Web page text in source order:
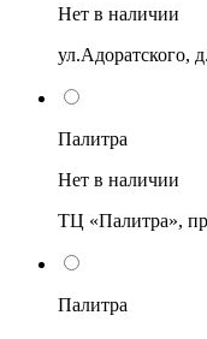
Нет в наличии
ул.Адоратского,
Палитра
Нет в наличии
ТЦ «Палитра»,
Палитра